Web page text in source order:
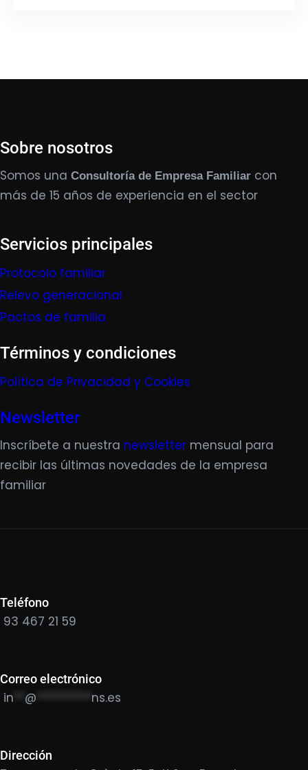
Sobre nosotros
Somos una Consultoría de Empresa Familiar con
más de 15 años de experiencia en el sector
Servicios principales
Protocolo familiar
Relevo generacional
Pactos de familia
Términos y condiciones
Política de Privacidad y Cookies
Newsletter
Inscríbete a nuestra newsletter mensual para
recibir las últimas novedades de la empresa
familiar
Teléfono
93 467 21 59
Correo electrónico
in @ ********** ns.es
Dirección